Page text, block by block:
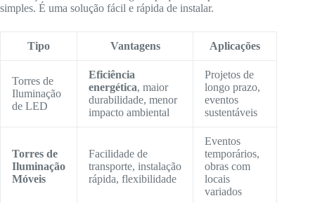
simples. É uma solução fácil e rápida de instalar.
Tipo Vantagens Aplicações
Torres de
Iluminação
de LED
Eficiência
energética, maior
durabilidade, menor
impacto ambiental
Projetos de
longo prazo,
eventos
sustentáveis
Torres de
Iluminação
Móveis
Facilidade de
transporte, instalação
rápida, flexibilidade
Eventos
temporários,
obras com
locais
variados